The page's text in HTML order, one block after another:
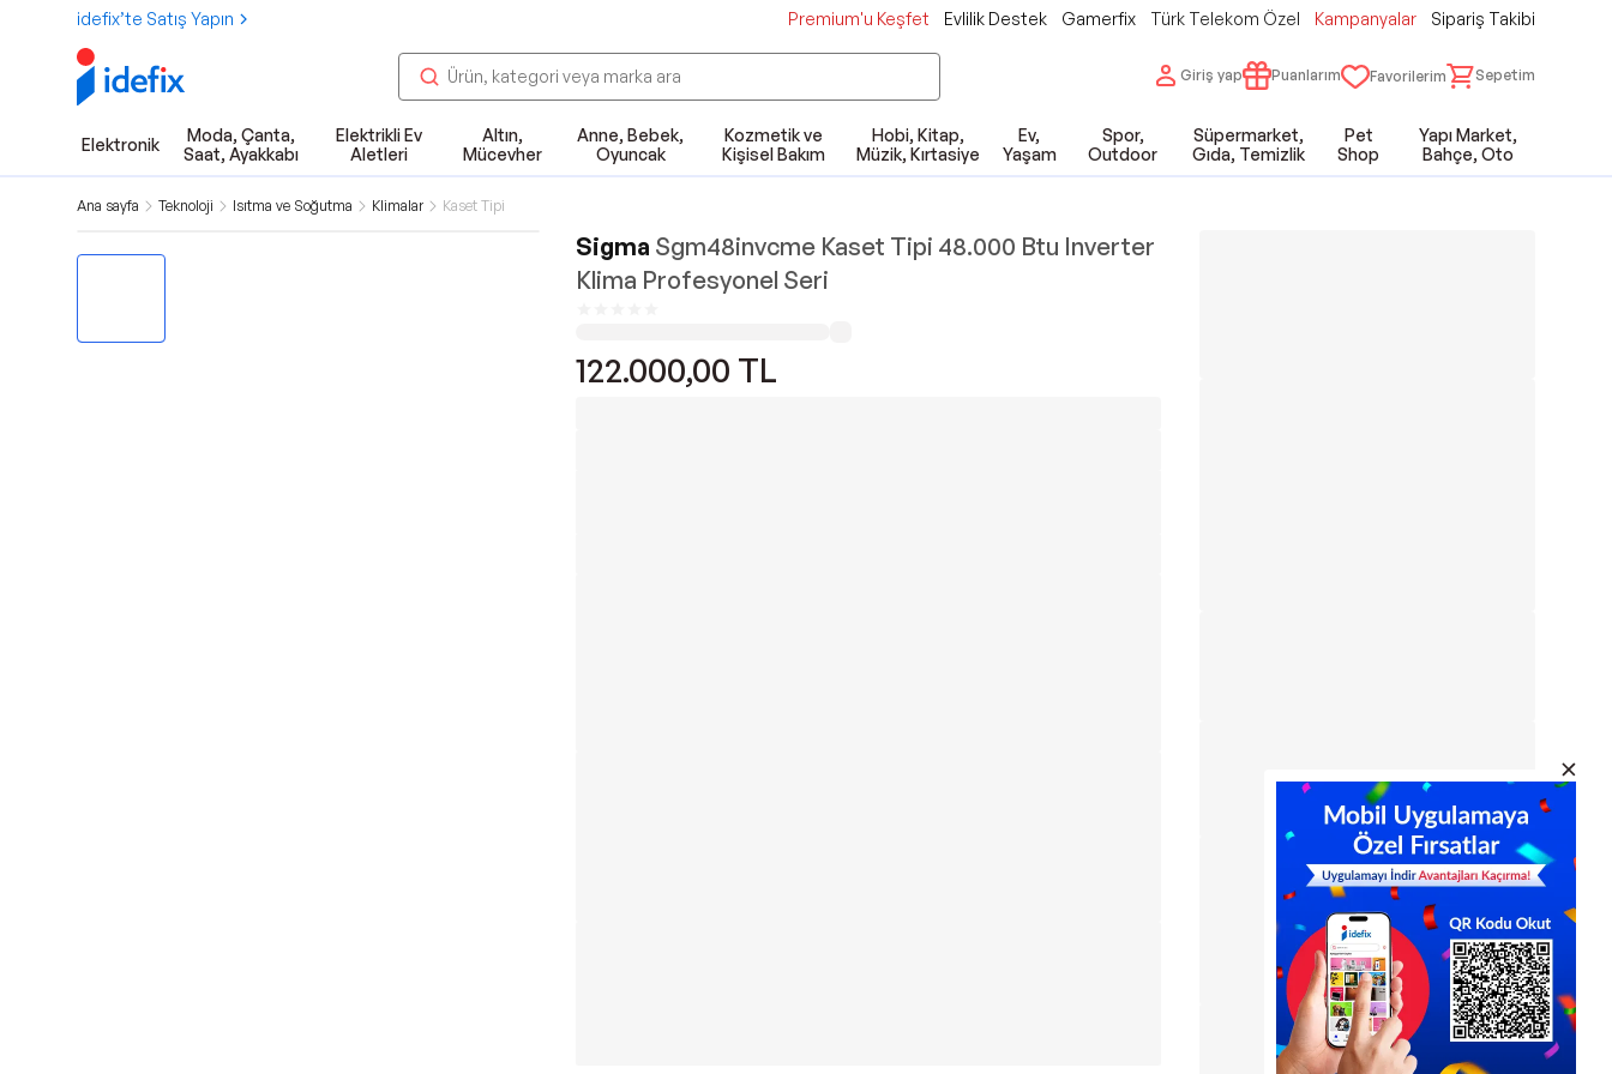
idefix’te Satış Yapın Premium'u Keşfet Evlilik Destek Gamerfix Türk Telekom Özel Kampanyalar Sipariş Takibi
Giriş yap Puanlarım Favorilerim Sepetim
Elektronik
Moda, Çanta,
Saat, Ayakkabı
Elektrikli Ev
Aletleri
Altın,
Mücevher
Anne, Bebek,
Oyuncak
Kozmetik ve
Kişisel Bakım
Hobi, Kitap,
Müzik, Kırtasiye
Ev,
Yaşam
Spor,
Outdoor
Süpermarket,
Gıda, Temizlik
Pet
Shop
Yapı Market,
Bahçe, Oto
Ana sayfa Teknoloji Isıtma ve Soğutma Klimalar Kaset Tipi
Sigma Sgm48invcme Kaset Tipi 48.000 Btu Inverter
Klima Profesyonel Seri
122.000,00 TL